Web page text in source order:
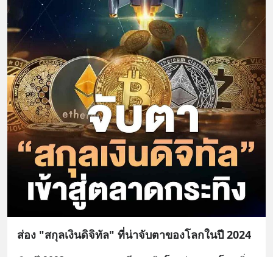
ส่อง "สกุลเงินดิจิทัล" ที่น่าจับตาของโลกในปี 2024